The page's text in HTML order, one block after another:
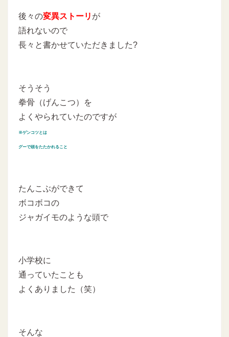
後々の変異ストーリ が
語れないので
長々と書かせていただきました?
そうそう
拳骨（げんこつ）を
よくやられていたのですが
※ゲンコツとは
グーで頭をたたかれること
たんこぶができて
ボコボコの
ジャガイモのような頭で
小学校に
通っていたことも
よくありました（笑）
そんな